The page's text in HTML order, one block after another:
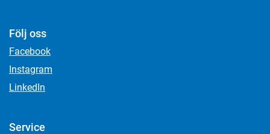
Följ oss
Facebook
Instagram
LinkedIn
Service